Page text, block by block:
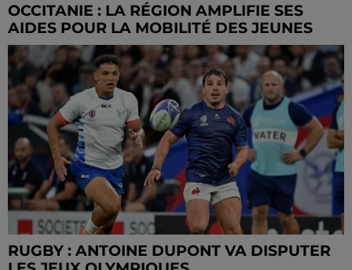
OCCITANIE : LA RÉGION AMPLIFIE SES
AIDES POUR LA MOBILITÉ DES JEUNES
RUGBY : ANTOINE DUPONT VA DISPUTER